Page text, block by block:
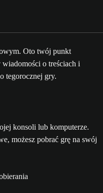
Oto twój punkt
o treściach i
tegorocznej gry.
konsoli lub komputerze.
możesz pobrać grę na swój